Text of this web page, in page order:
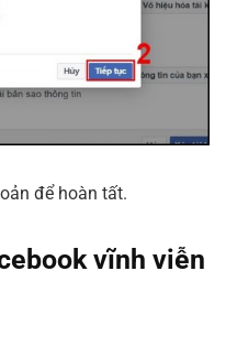
để hoàn tất.
vĩnh viễn